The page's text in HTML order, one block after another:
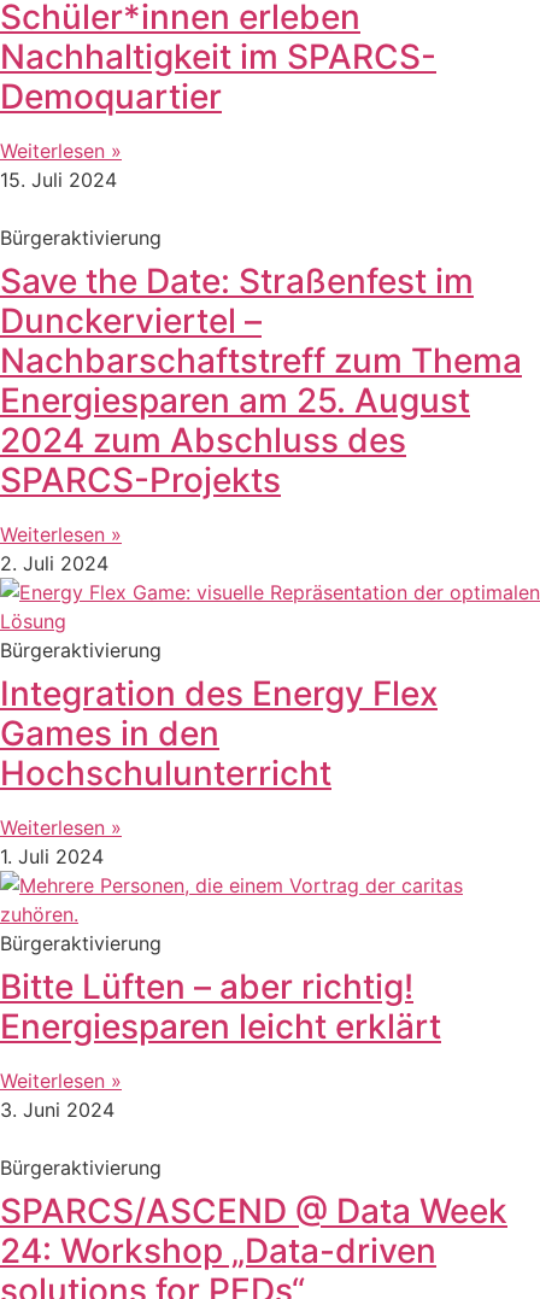
Schüler*innen erleben
Nachhaltigkeit im SPARCS-
Demoquartier
Weiterlesen »
15. Juli 2024
Bürgeraktivierung
Save the Date: Straßenfest im
Dunckerviertel –
Nachbarschaftstreff zum Thema
Energiesparen am 25. August
2024 zum Abschluss des
SPARCS-Projekts
Weiterlesen »
2. Juli 2024
Bürgeraktivierung
Integration des Energy Flex
Games in den
Hochschulunterricht
Weiterlesen »
1. Juli 2024
Bürgeraktivierung
Bitte Lüften – aber richtig!
Energiesparen leicht erklärt
Weiterlesen »
3. Juni 2024
Bürgeraktivierung
SPARCS/ASCEND @ Data Week
24: Workshop „Data-driven
solutions for PEDs“